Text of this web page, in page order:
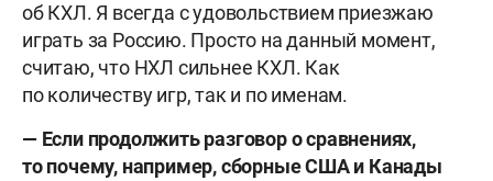
об КХЛ. Я всегда с удовольствием приезжаю
играть за Россию. Просто на данный момент,
считаю, что НХЛ сильнее КХЛ. Как
по количеству игр, так и по именам.
— Если продолжить разговор о сравнениях,
то почему, например, сборные США и Канады